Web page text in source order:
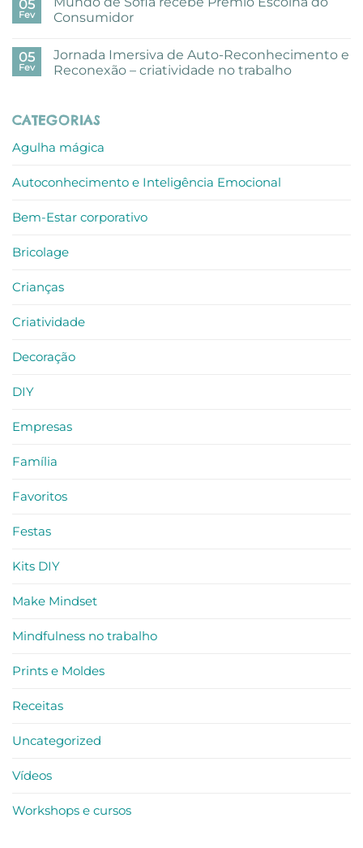
Uma
pausa
aguarelas
nos
escritórios
05
Fev
Consumidor
em
Mundo
de
Escolha
do
05
Fev
Jornada Imersiva de Auto-Reconhecimento e
Reconexão – criatividade no trabalho
Jornada
Imersiva
Auto-
Reconexão
no
trabalho
CATEGORIAS
Agulha mágica
Autoconhecimento e Inteligência Emocional
Bem-Estar corporativo
Bricolage
Crianças
Criatividade
Decoração
DIY
Empresas
Família
Favoritos
Festas
Kits DIY
Make Mindset
Mindfulness no trabalho
Prints e Moldes
Receitas
Uncategorized
Vídeos
Workshops e cursos